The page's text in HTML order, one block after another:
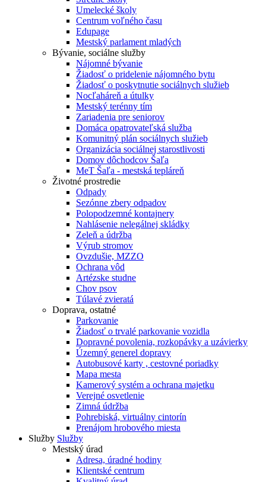
Umelecké školy
Centrum voľného času
Edupage
Mestský parlament mladých
Bývanie, sociálne služby
Nájomné bývanie
Žiadosť o pridelenie nájomného bytu
Žiadosť o poskytnutie sociálnych služieb
Nocľaháreň a útulky
Mestský terénny tím
Zariadenia pre seniorov
Domáca opatrovateľská služba
Komunitný plán sociálnych služieb
Organizácia sociálnej starostlivosti
Domov dôchodcov Šaľa
MeT Šaľa - mestská tepláreň
Životné prostredie
Odpady
Sezónne zbery odpadov
Polopodzemné kontajnery
Nahlásenie nelegálnej skládky
Zeleň a údržba
Výrub stromov
Ovzdušie, MZZO
Ochrana vôd
Artézske studne
Chov psov
Túlavé zvieratá
Doprava, ostatné
Parkovanie
Žiadosť o trvalé parkovanie vozidla
Dopravné povolenia, rozkopávky a uzávierky
Územný generel dopravy
Autobusové karty , cestovné poriadky
Mapa mesta
Kamerový systém a ochrana majetku
Verejné osvetlenie
Zimná údržba
Pohrebiská, virtuálny cintorín
Prenájom hrobového miesta
Služby Služby
Mestský úrad
Adresa, úradné hodiny
Klientské centrum